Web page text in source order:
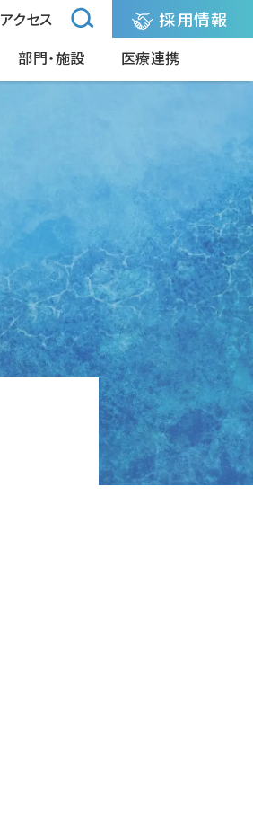
アクセス 採用情報
部門・施設 医療連携